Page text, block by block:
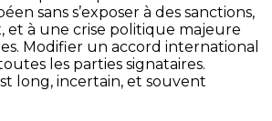
sans s’exposer à des sanctions,
et à une crise politique majeure
Modifier un accord international
les parties signataires.
long, incertain, et souvent